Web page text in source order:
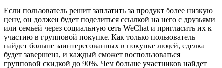
Если пользователь решит заплатить за продукт более низкую
цену, он должен будет поделиться ссылкой на него с друзьями
или семьей через социальную сеть WeChat и пригласить их к
участию в групповой покупке. Как только пользователь
найдет больше заинтересованных в покупке людей, сделка
будет завершена, и каждый сможет воспользоваться
групповой скидкой до 90%. Чем больше участников найдет